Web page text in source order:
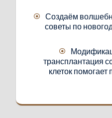
Создаём
советы по
трансплантация
клеток